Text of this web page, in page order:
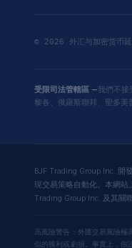
© 2026 外汇与加密
受限司法管轄區 —我們不接
黎各、俄羅斯聯邦、聖多美
BJF Trading Group Inc. 開
現交易策略自動化。本網站
Trading Group Inc. 及其關
高風險警告：外匯交易風險極
似的獲利或虧損。事實上，假